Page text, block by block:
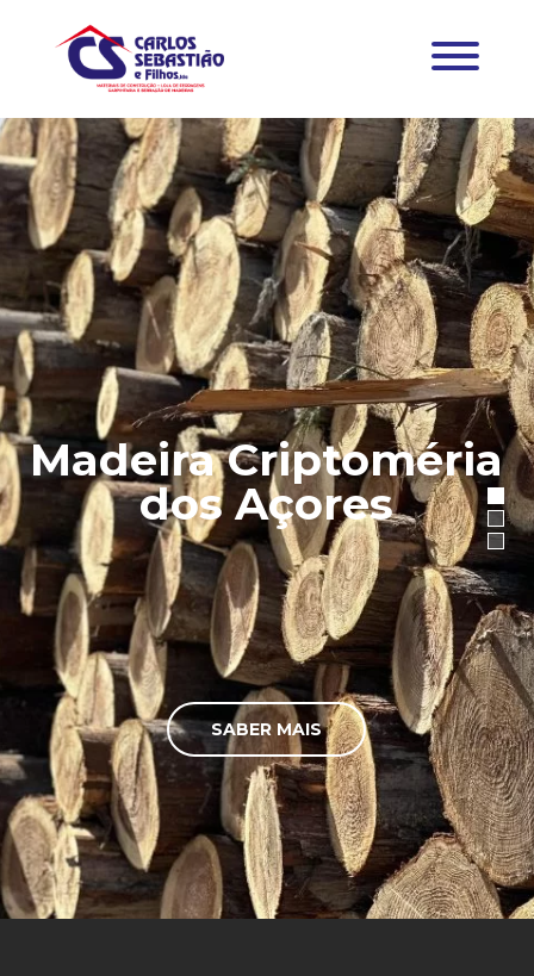
Madeira Criptoméria
dos Açores
SABER MAIS